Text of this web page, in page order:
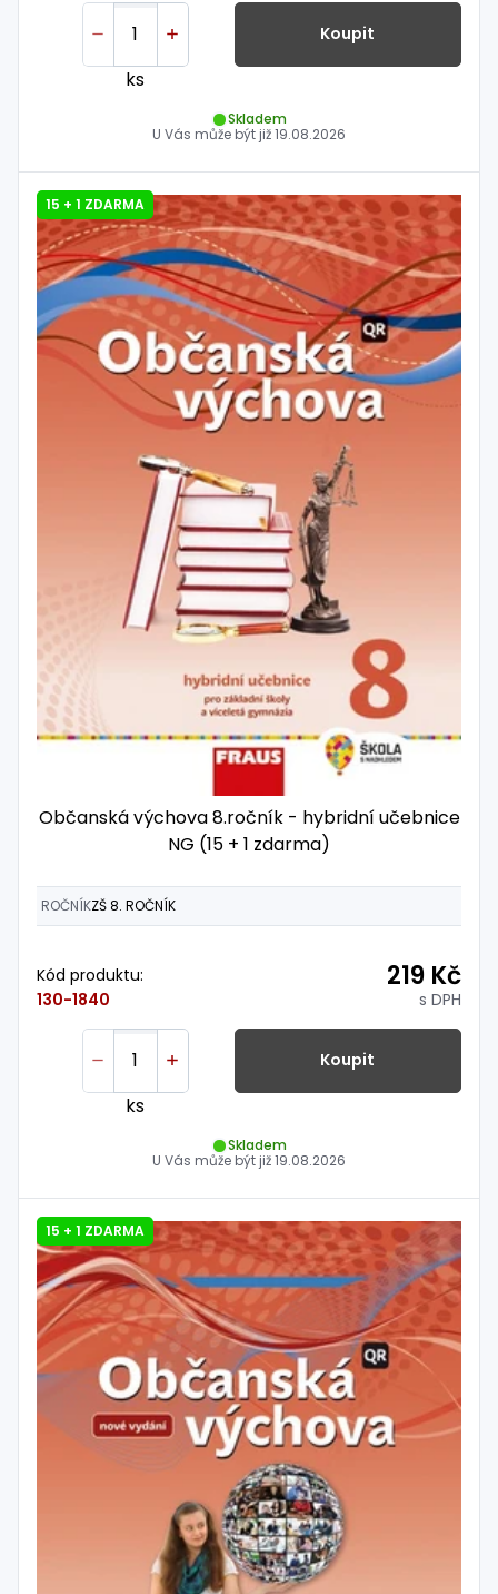
ks
Koupit
Skladem
U Vás může být již19.08.2026
15 + 1 ZDARMA
Občanská výchova 8.ročník - hybridní učebnice
NG (15 + 1 zdarma)
ROČNÍKZŠ 8. ROČNÍK
Kód produktu:
130-1840
219 Kč
s DPH
ks
Koupit
Skladem
U Vás může být již19.08.2026
15 + 1 ZDARMA